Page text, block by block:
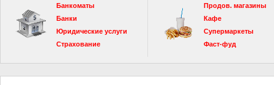
Банкоматы
Банки
Юридические услуги
Страхование
Продов. магазины
Кафе
Супермаркеты
Фаст-фуд